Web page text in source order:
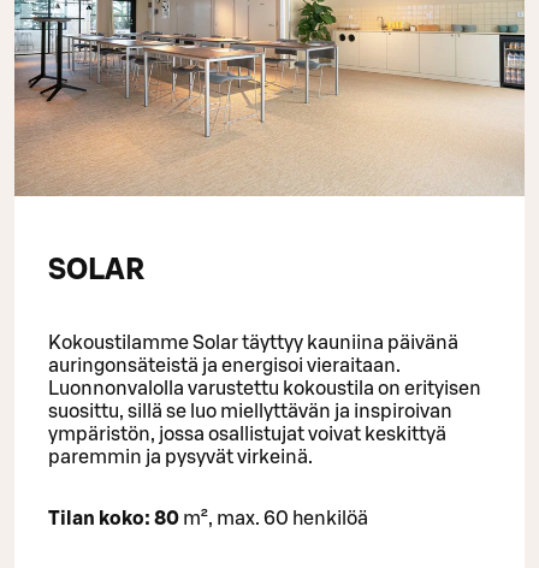
SOLAR
Kokoustilamme Solar täyttyy kauniina päivänä
auringonsäteistä ja energisoi vieraitaan.
Luonnonvalolla varustettu kokoustila on erityisen
suosittu, sillä se luo miellyttävän ja inspiroivan
ympäristön, jossa osallistujat voivat keskittyä
paremmin ja pysyvät virkeinä.
Tilan koko: 80 m², max. 60 henkilöä